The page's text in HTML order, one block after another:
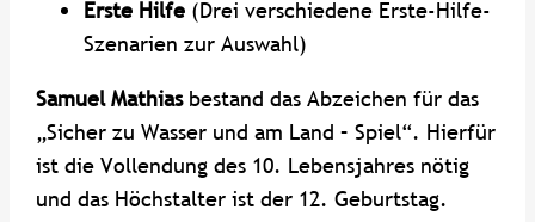
Erste Hilfe (Drei verschiedene Erste-Hilfe-
Szenarien zur Auswahl)
Samuel Mathiasbestand das Abzeichen für das
„Sicher zu Wasser und am Land – Spiel“. Hierfür
ist die Vollendung des 10. Lebensjahres nötig
und das Höchstalter ist der 12. Geburtstag.